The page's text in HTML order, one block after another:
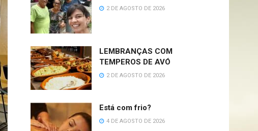
2 DE AGOSTO DE 2026
LEMBRANÇAS COM
TEMPEROS DE AVÓ
2 DE AGOSTO DE 2026
Está com frio?
4 DE AGOSTO DE 2026